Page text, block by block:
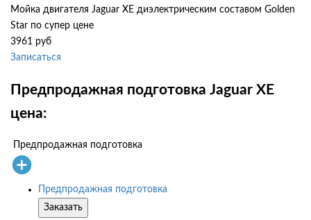
Мойка двигателя Jaguar XE диэлектрическим составом Golden
Star по супер цене
3961 руб
Записаться
Предпродажная подготовка Jaguar XE
цена:
Предпродажная подготовка
Предпродажная подготовка
Заказать